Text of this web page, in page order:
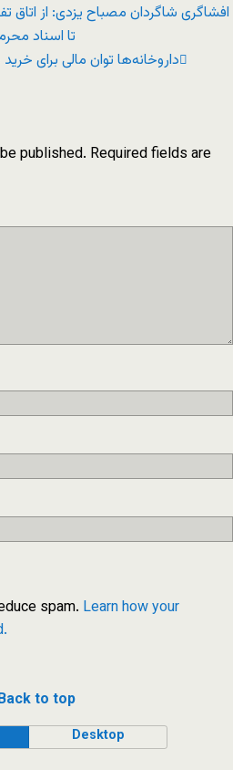
افشاگری شاگردان مصباح یزدی: از اتاق
تا اسناد
داروخانه‌ها توان مالی برای خرید
published. Required fields are
spam. Learn how your
to top
Desktop